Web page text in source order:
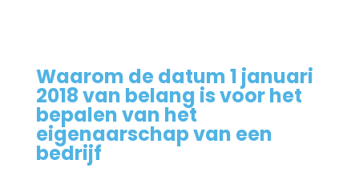
Waarom de datum 1 januari
2018 van belang is voor het
bepalen van het
eigenaarschap van een
bedrijf